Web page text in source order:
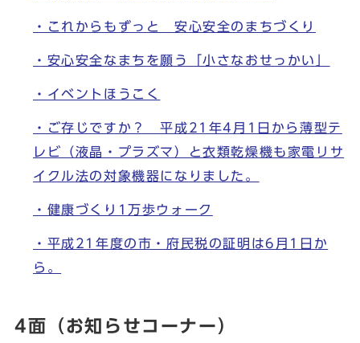
・これからもずっと 安心安全のまちづくり
・安心安全なまちを願う「小さなおせっかい」
・イベントほうこく
・ご存じですか？ 平成21年4月1日から薄型テ
レビ（液晶・プラズマ）と衣類乾燥機も家電リサ
イクル法の対象機器になりました。
・健康づくり1万歩ウォーク
・平成21年度の市・府民税の証明は6月1日か
ら。
4面（お知らせコーナー）